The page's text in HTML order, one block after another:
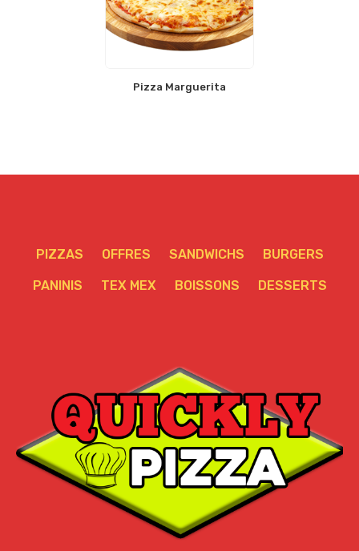
Pizza Marguerita
PIZZAS OFFRES SANDWICHS BURGERS
PANINIS TEX MEX BOISSONS DESSERTS